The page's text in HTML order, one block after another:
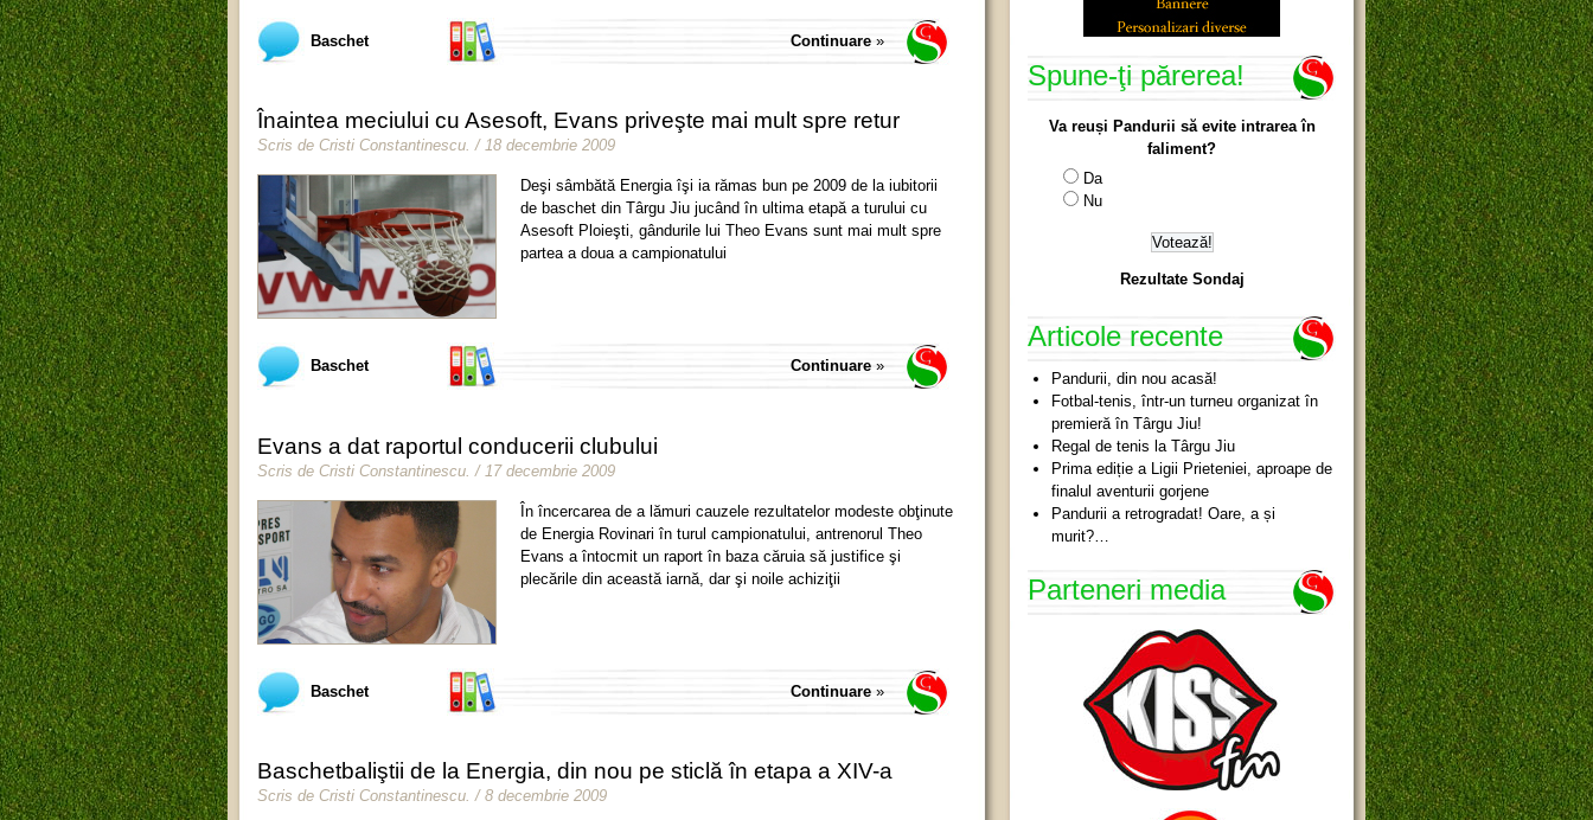
Baschet Continuare »
Înaintea meciului cu Asesoft, Evans priveşte mai mult spre retur
Scris de Cristi Constantinescu. / 18 decembrie 2009
Deşi sâmbătă Energia îşi ia rămas bun pe 2009 de la iubitorii
de baschet din Târgu Jiu jucând în ultima etapă a turului cu
Asesoft Ploieşti, gândurile lui Theo Evans sunt mai mult spre
partea a doua a campionatului
Baschet Continuare »
Evans a dat raportul conducerii clubului
Scris de Cristi Constantinescu / 17 decembrie 2009
În încercarea de a lămuri cauzele rezultatelor modeste obţinute
de Energia Rovinari în turul campionatului, antrenorul Theo
Evans a întocmit un raport în baza căruia să justifice şi
plecările din această iarnă, dar şi noile achiziţii
Baschet Continuare »
Baschetbaliştii de la Energia, din nou pe sticlă în etapa a XIV-a
Scris de Cristi Constantinescu. / 8 decembrie 2009
Spune-ţi părerea!
Va reuși Pandurii să evite intrarea în
faliment?
Da
Nu
Rezultate Sondaj
Articole recente
Pandurii, din nou acasă!
Fotbal-tenis, într-un turneu organizat în
premieră în Târgu Jiu!
Regal de tenis la Târgu Jiu
Prima ediție a Ligii Prieteniei, aproape de
finalul aventurii gorjene
Pandurii a retrogradat! Oare, a și
murit?…
Parteneri media